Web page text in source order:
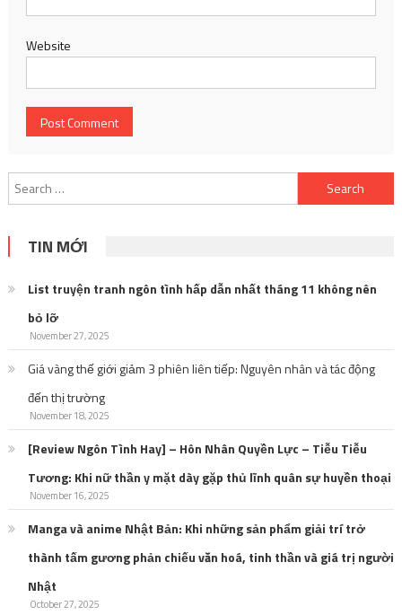
Website
Search
for:
TIN MỚI
List truyện tranh ngôn tình hấp dẫn nhất tháng 11 không nên
bỏ lỡ
November 27, 2025
Giá vàng thế giới giảm 3 phiên liên tiếp: Nguyên nhân và tác động
đến thị trường
November 18, 2025
[Review Ngôn Tình Hay] – Hôn Nhân Quyền Lực – Tiễu Tiễu
Tương: Khi nữ thần y mặt dày gặp thủ lĩnh quân sự huyền thoại
November 16, 2025
Manga và anime Nhật Bản: Khi những sản phẩm giải trí trở
thành tấm gương phản chiếu văn hoá, tinh thần và giá trị người
Nhật
October 27, 2025